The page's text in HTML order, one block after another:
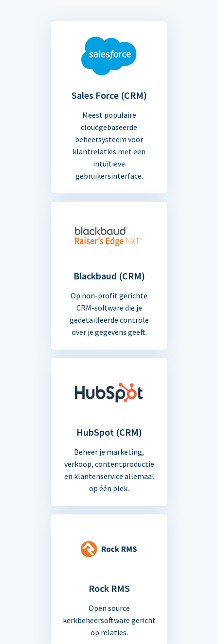
Sales Force (CRM)
Meest populaire
cloudgebaseerde
beheersysteem voor
klantrelaties met een
intuïtieve
gebruikersinterface.
Blackbaud (CRM)
Op non-profit gerichte
CRM-software die je
gedetailleerde controle
over je gegevens geeft.
HubSpot (CRM)
Beheer je marketing,
verkoop, contentproductie
en klantenservice allemaal
op één plek.
Rock RMS
Open source
kerkbeheersoftware gericht
op relaties.